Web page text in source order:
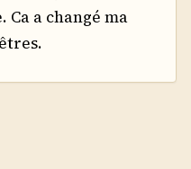
a changé ma